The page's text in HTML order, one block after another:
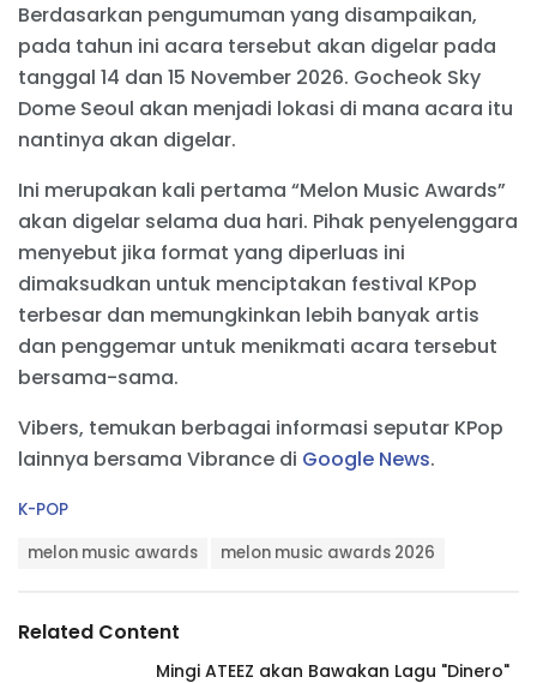
Berdasarkan pengumuman yang disampaikan,
pada tahun ini acara tersebut akan digelar pada
tanggal 14 dan 15 November 2026. Gocheok Sky
Dome Seoul akan menjadi lokasi di mana acara itu
nantinya akan digelar.
Ini merupakan kali pertama “Melon Music Awards”
akan digelar selama dua hari. Pihak penyelenggara
menyebut jika format yang diperluas ini
dimaksudkan untuk menciptakan festival KPop
terbesar dan memungkinkan lebih banyak artis
dan penggemar untuk menikmati acara tersebut
bersama-sama.
Vibers, temukan berbagai informasi seputar KPop
lainnya bersama Vibrance di Google News.
C
r
K-POP
:
melon music awards melon music awards 2026
Related Content
Mingi ATEEZ akan Bawakan Lagu "Dinero"